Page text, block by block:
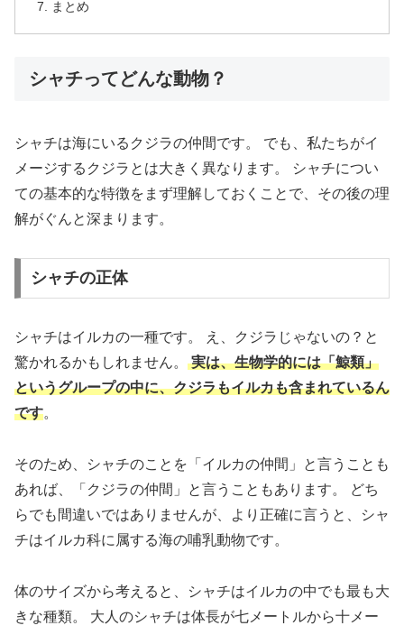
まとめ
シャチってどんな動物？
シャチは海にいるクジラの仲間です。 でも、私たちがイ
メージするクジラとは大きく異なります。 シャチについ
ての基本的な特徴をまず理解しておくことで、その後の理
解がぐんと深まります。
シャチの正体
シャチはイルカの一種です。 え、クジラじゃないの？と
驚かれるかもしれません。 実は、生物学的には「鯨類」
というグループの中に、クジラもイルカも含まれているん
です。
そのため、シャチのことを「イルカの仲間」と言うことも
あれば、「クジラの仲間」と言うこともあります。 どち
らでも間違いではありませんが、より正確に言うと、シャ
チはイルカ科に属する海の哺乳動物です。
体のサイズから考えると、シャチはイルカの中でも最も大
きな種類。 大人のシャチは体長が七メートルから十メー